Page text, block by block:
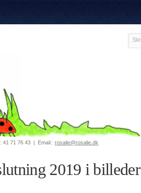
41 71 76 43 Email.: rosalie@rosalie.dk
2019 i billeder